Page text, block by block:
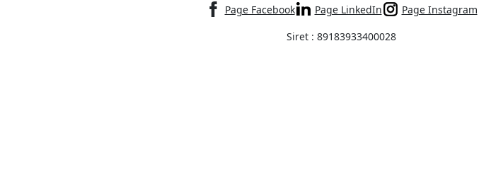
Page Facebook Page LinkedIn
Page Instagram
Siret : 89183933400028